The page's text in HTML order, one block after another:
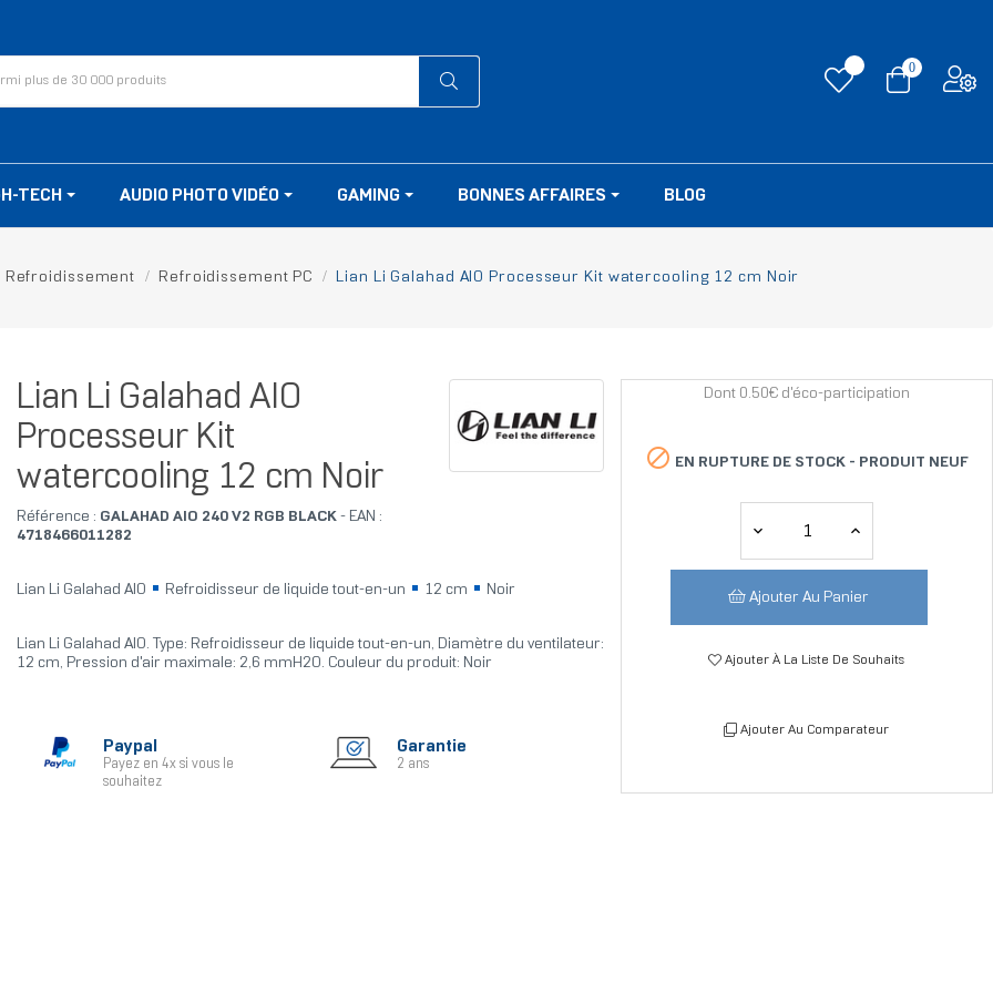
0
TECH AUDIO PHOTO VIDÉO GAMING BONNES AFFAIRES BLOG
Refroidissement Refroidissement PC Lian Li Galahad AIO Processeur Kit watercooling 12 cm Noir
Lian Li Galahad AIO
Processeur Kit
watercooling 12 cm Noir
Référence : GALAHAD AIO 240 V2 RGB BLACK- EAN :
4718466011282
Lian Li Galahad AIO Refroidisseur de liquide tout-en-un 12 cm Noir
Lian Li Galahad AIO. Type: Refroidisseur de liquide tout-en-un, Diamètre du ventilateur:
12 cm, Pression d'air maximale: 2,6 mmH2O. Couleur du produit: Noir
Paypal
Payez en 4x si vous le
souhaitez
Garantie
2 ans
Dont 0.50€ d'éco-participation
 EN RUPTURE DE STOCK - PRODUIT NEUF
Ajouter Au Panier
Ajouter À La Liste De Souhaits
Ajouter Au Comparateur